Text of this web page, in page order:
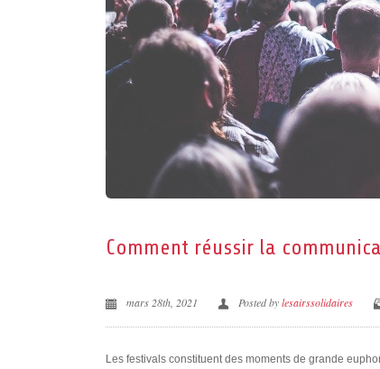
Comment réussir la
mars 28th, 2021 Posted bylesairssolidaires
Les festivals constituent des moments de grande